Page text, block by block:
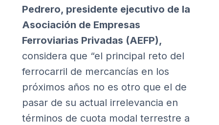
Pedrero, presidente ejecutivo de la
Asociación de Empresas
Ferroviarias Privadas (AEFP),
considera que “el principal reto del
ferrocarril de mercancías en los
próximos años no es otro que el de
pasar de su actual irrelevancia en
términos de cuota modal terrestre a